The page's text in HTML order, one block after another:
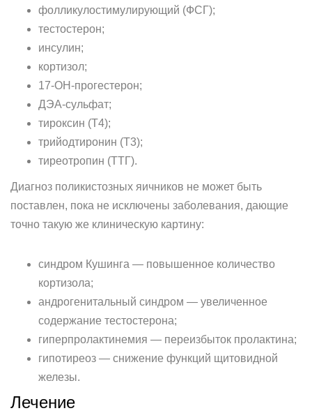
фолликулостимулирующий (ФСГ);
тестостерон;
инсулин;
кортизол;
17-ОН-прогестерон;
ДЭА-сульфат;
тироксин (Т4);
трийодтиронин (Т3);
тиреотропин (ТТГ).
Диагноз поликистозных яичников не может быть
поставлен, пока не исключены заболевания, дающие
точно такую же клиническую картину:
синдром Кушинга — повышенное количество
кортизола;
андрогенитальный синдром — увеличенное
содержание тестостерона;
гиперпролактинемия — переизбыток пролактина;
гипотиреоз — снижение функций щитовидной
железы.
Лечение